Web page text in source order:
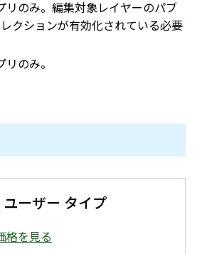
リのみ。編集対象レイヤーのパブ
クションが有効化されている必要
のみ。
ーザー タイプ
格を見る